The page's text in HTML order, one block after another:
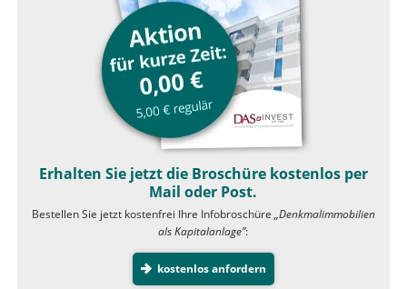
Erhalten Sie jetzt die Broschüre kostenlos per
Mail oder Post.
Bestellen Sie jetzt kostenfrei Ihre Infobroschüre „Denkmalimmobilien
als Kapitalanlage”:
kostenlos anfordern